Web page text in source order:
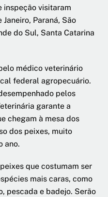
inspeção visitaram
Paraná, São
do Sul, Santa Catarina
médico veterinário
federal agropecuário.
pelos
garante a
chegam à mesa dos
dos peixes, muito
ano.
que costumam ser
mais caras, como
pescada e badejo. Serão